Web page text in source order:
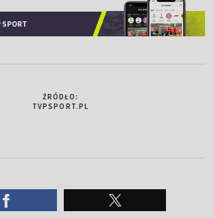
SPORT
ŹRÓDŁO:
TVPSPORT.PL